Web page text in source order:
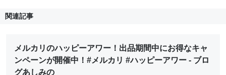
関連記事
メルカリのハッピーアワー！出品期間中にお得なキャ
ンペーンが開催中！#メルカリ #ハッピーアワー - ブロ
グあしみの